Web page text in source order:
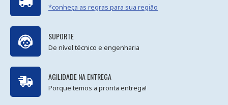
*conheça as regras para sua região
SUPORTE
De nível técnico e engenharia
AGILIDADE NA ENTREGA
Porque temos a pronta entrega!